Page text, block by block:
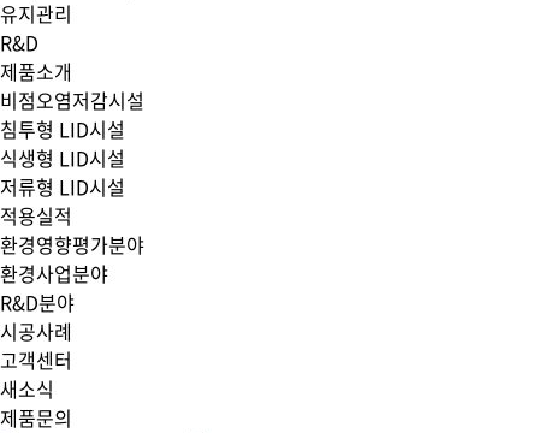
유지관리
R&D
제품소개
비점오염저감시설
침투형 LID시설
식생형 LID시설
저류형 LID시설
적용실적
환경영향평가분야
환경사업분야
R&D분야
시공사례
고객센터
새소식
제품문의